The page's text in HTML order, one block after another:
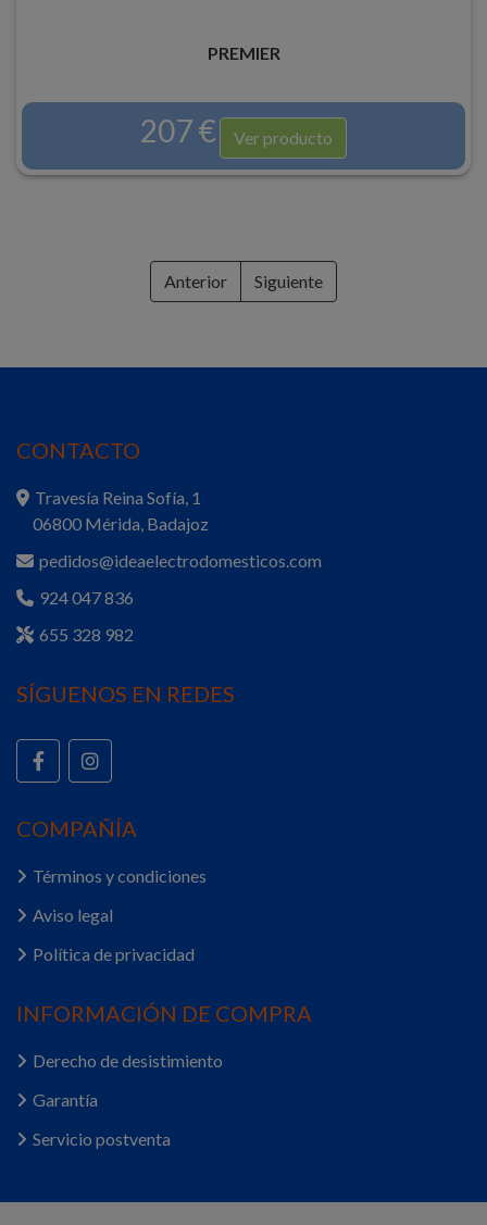
PREMIER
207 € Ver producto
Anterior Siguiente
CONTACTO
Travesía Reina Sofía, 1
06800 Mérida, Badajoz
pedidos@ideaelectrodomesticos.com
924 047 836
655 328 982
SÍGUENOS EN REDES
COMPAÑÍA
Términos y condiciones
Aviso legal
Política de privacidad
INFORMACIÓN DE COMPRA
Derecho de desistimiento
Garantía
Servicio postventa